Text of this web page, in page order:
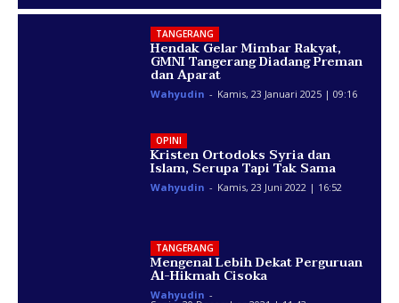
TANGERANG
Hendak Gelar Mimbar Rakyat,
GMNI Tangerang Diadang Preman
dan Aparat
Wahyudin - Kamis, 23 Januari 2025 | 09:16
OPINI
Kristen Ortodoks Syria dan
Islam, Serupa Tapi Tak Sama
Wahyudin - Kamis, 23 Juni 2022 | 16:52
TANGERANG
Mengenal Lebih Dekat Perguruan
Al-Hikmah Cisoka
Wahyudin -